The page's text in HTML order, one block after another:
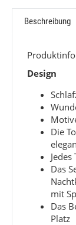
Beschreibung
Design
Die
Das
mit
Das
Platz
Preis